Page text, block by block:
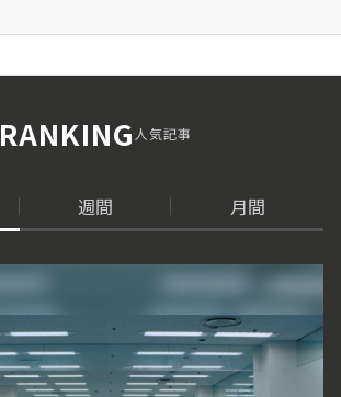
RANKING人気記事
週間 月間